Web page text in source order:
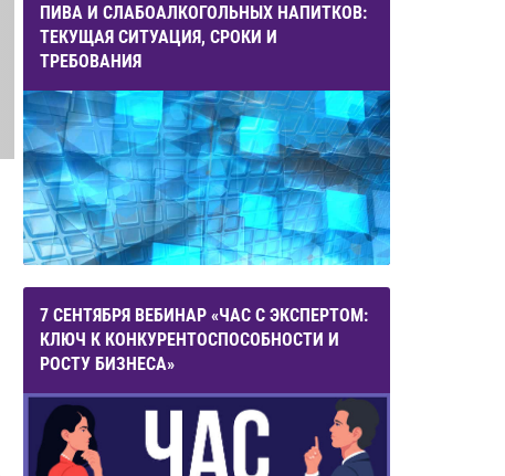
ПИВА И СЛАБОАЛКОГОЛЬНЫХ НАПИТКОВ:
ТЕКУЩАЯ СИТУАЦИЯ, СРОКИ И
ТРЕБОВАНИЯ
7 СЕНТЯБРЯ ВЕБИНАР «ЧАС С ЭКСПЕРТОМ:
КЛЮЧ К КОНКУРЕНТОСПОСОБНОСТИ И
РОСТУ БИЗНЕСА»